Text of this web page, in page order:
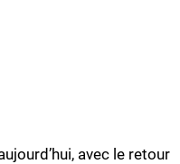
avec le retour